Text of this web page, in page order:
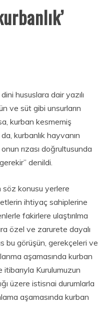
hususlara dair yazılı
ve süt gibi unsurların
kurban kesmemiş
kurbanlık hayvanın
rızası doğrultusunda
denildi.
söz konusu yerlere
ihtiyaç sahiplerine
fakirlere ulaştırılma
özel ve zarurete dayalı
bu görüşün, gerekçeleri ve
aşamasında kurban
Kurulumuzun
üzere istisnai durumlarla
aşamasında kurban